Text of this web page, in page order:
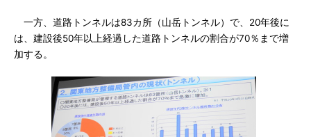
一方、道路トンネルは83カ所（山岳トンネル）で、20年後に
は、建設後50年以上経過した道路トンネルの割合が70％まで増
加する。